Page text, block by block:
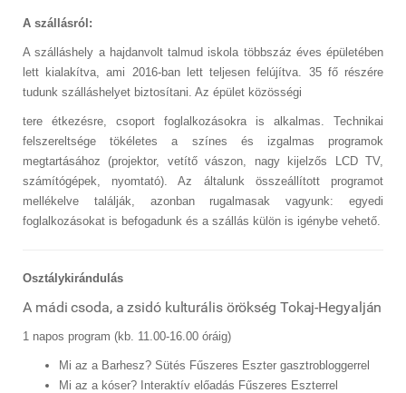
A szállásról:
A szálláshely a hajdanvolt talmud iskola többszáz éves épületében
lett kialakítva, ami 2016-ban lett teljesen felújítva. 35 fő részére
tudunk szálláshelyet biztosítani. Az épület közösségi
tere étkezésre, csoport foglalkozásokra is alkalmas. Technikai
felszereltsége tökéletes a színes és izgalmas programok
megtartásához (projektor, vetítő vászon, nagy kijelzős LCD TV,
számítógépek, nyomtató). Az általunk összeállított programot
mellékelve találják, azonban rugalmasak vagyunk: egyedi
foglalkozásokat is befogadunk és a szállás külön is igénybe vehető.
Osztálykirándulás
A mádi csoda, a zsidó kulturális örökség Tokaj-Hegyalján
1 napos program (kb. 11.00-16.00 óráig)
Mi az a Barhesz? Sütés Fűszeres Eszter gasztrobloggerrel
Mi az a kóser? Interaktív előadás Fűszeres Eszterrel